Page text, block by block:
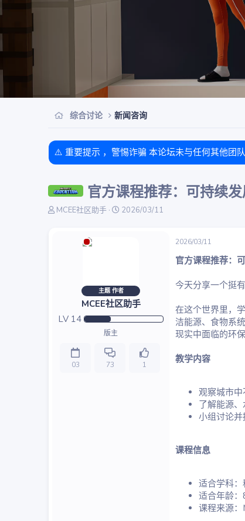
综合讨论 新闻咨询
⚠️ 重要提示 ，警惕诈骗 本论坛未与任何其他团
官方课程推荐：可持续
主
MCEE社区助手
开
2026/03/11
主题 作者
MCEE社区助手
LV 14
版主
03 73 1
2026/03/11
官方课程推荐：
今天分享一个挺
在这个世界里，
洁能源、食物系
现实中面临的环
教学内容
观察城市
了解能源
小组讨论
课程信息
适合学科
适合年龄
课程来源